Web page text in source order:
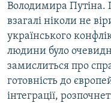
Володимира Путіна.
взагалі ніколи не
українського
людини було
замислиться про
готовність до
інтеграції,